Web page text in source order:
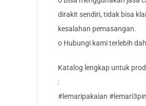
dirakit sendiri, tidak bisa
kesalahan pemasangan.
o Hubungi kami terlebih
Katalog lengkap untuk
:
#lemaripakaian